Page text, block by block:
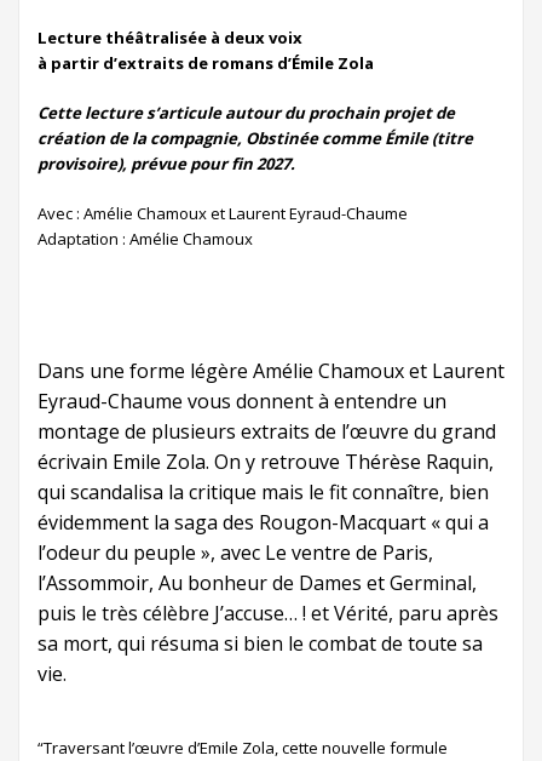
Lecture théâtralisée à deux voix
à partir d’extraits de romans d’Émile Zola
Cette lecture s’articule autour du prochain projet de
création de la compagnie, Obstinée comme Émile (titre
provisoire), prévue pour fin 2027.
Avec : Amélie Chamoux et Laurent Eyraud-Chaume
Adaptation : Amélie Chamoux
Dans une forme légère Amélie Chamoux et Laurent
Eyraud-Chaume vous donnent à entendre un
montage de plusieurs extraits de l’œuvre du grand
écrivain Emile Zola. On y retrouve Thérèse Raquin,
qui scandalisa la critique mais le fit connaître, bien
évidemment la saga des Rougon-Macquart « qui a
l’odeur du peuple », avec Le ventre de Paris,
l’Assommoir, Au bonheur de Dames et Germinal,
puis le très célèbre J’accuse… ! et Vérité, paru après
sa mort, qui résuma si bien le combat de toute sa
vie.
“Traversant l’œuvre d’Emile Zola, cette nouvelle formule